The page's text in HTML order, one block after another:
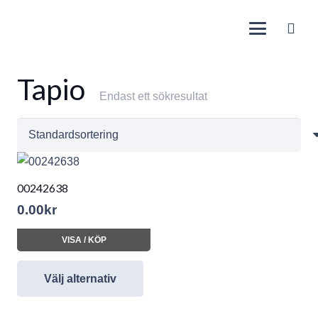
Tapio Endast ett sökresultat
00242638
0.00 kr
VISA / KÖP
Välj alternativ